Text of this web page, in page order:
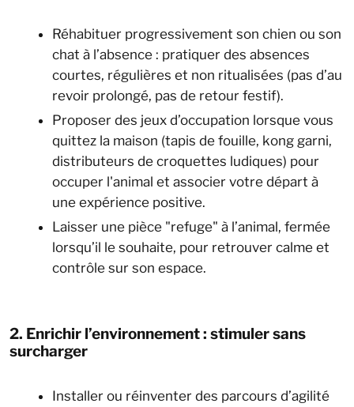
Réhabituer progressivement son chien ou son
chat à l’absence : pratiquer des absences
courtes, régulières et non ritualisées (pas d’au
revoir prolongé, pas de retour festif).
Proposer des jeux d’occupation lorsque vous
quittez la maison (tapis de fouille, kong garni,
distributeurs de croquettes ludiques) pour
occuper l'animal et associer votre départ à
une expérience positive.
Laisser une pièce "refuge" à l’animal, fermée
lorsqu’il le souhaite, pour retrouver calme et
contrôle sur son espace.
2. Enrichir l’environnement : stimuler sans
surcharger
Installer ou réinventer des parcours d’agilité